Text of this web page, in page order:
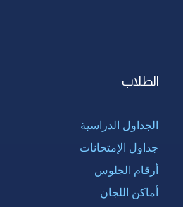
الطلاب
الجداول الدراسية
جداول الإمتحانات
أرقام الجلوس
أماكن اللجان